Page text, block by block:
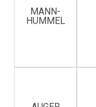
MANN-
HUMMEL